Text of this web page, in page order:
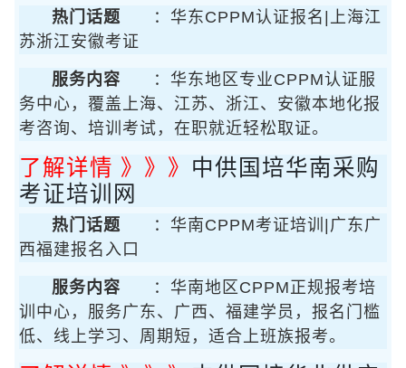
热门话题
：华东CPPM认证报名|上海江
苏浙江安徽考证
服务内容
：华东地区专业CPPM认证服
务中心，覆盖上海、江苏、浙江、安徽本地化报
考咨询、培训考试，在职就近轻松取证。
了解详情 》》》 中供国培华南采购
考证培训网
热门话题
：华南CPPM考证培训|广东广
西福建报名入口
服务内容
：华南地区CPPM正规报考培
训中心，服务广东、广西、福建学员，报名门槛
低、线上学习、周期短，适合上班族报考。